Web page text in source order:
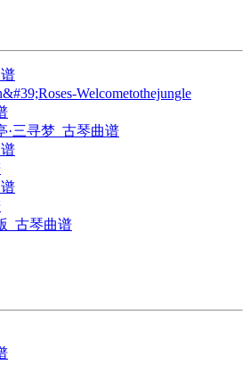
Welcometothejungle
·三寻梦_古琴曲谱
_古琴曲谱